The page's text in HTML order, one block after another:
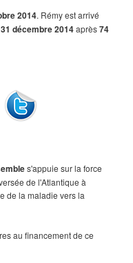
2014. Rémy est arrivé
31 décembre 2014après74
s'appuie sur la force
de l'Atlantique à
de la maladie vers la
au financement de ce